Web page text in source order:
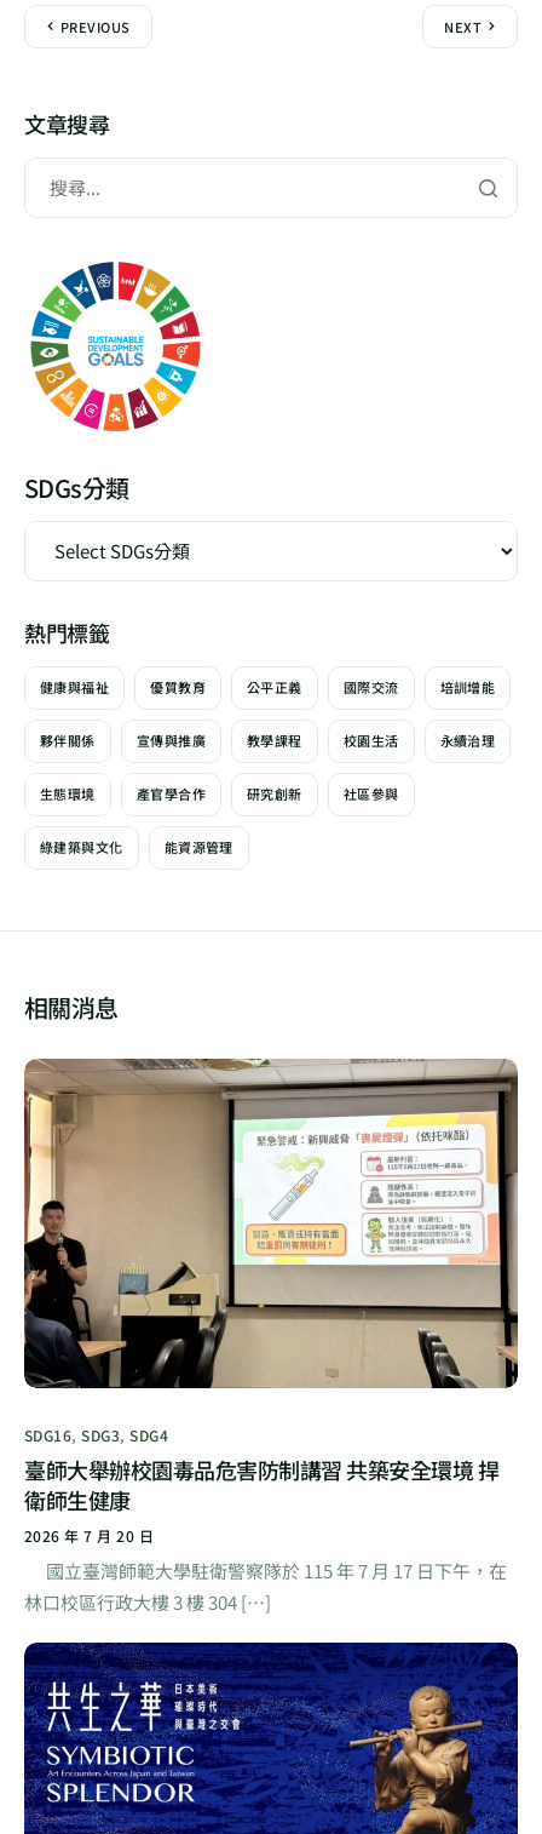
PREVIOUS NEXT
文章搜尋
SDGs分類
熱門標籤
健康與福祉 優質教育 公平正義 國際交流 培訓增能
夥伴關係 宣傳與推廣 教學課程 校園生活 永續治理
生態環境 產官學合作 研究創新 社區參與
綠建築與文化 能資源管理
相關消息
SDG16,SDG3,SDG4
臺師大舉辦校園毒品危害防制講習 共築安全環境 捍
衛師生健康
2026 年 7 月 20 日
國立臺灣師範大學駐衛警察隊於 115 年 7 月 17 日下午，在
林口校區行政大樓 3 樓 304 […]